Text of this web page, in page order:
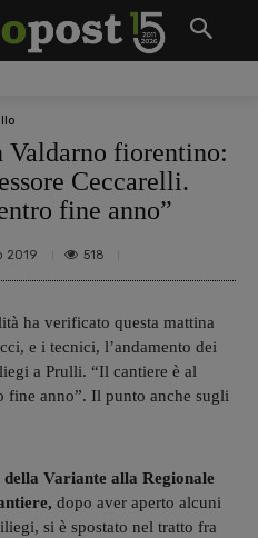
Valdarno fiorentino:
Ceccarelli.
fine anno”
2019 518
ha verificato questa mattina
e i tecnici, l’andamento dei
a Prulli. “Il cantiere è al
fine anno”. Il punto anche sugli
Variante alla Regionale
dopo aver aperto alcuni
si è spostato nel tratto fra